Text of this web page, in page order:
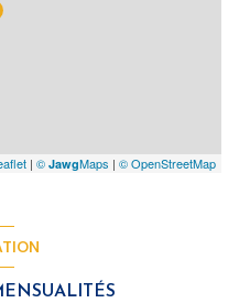
| © JawgMaps | © OpenStreetMap